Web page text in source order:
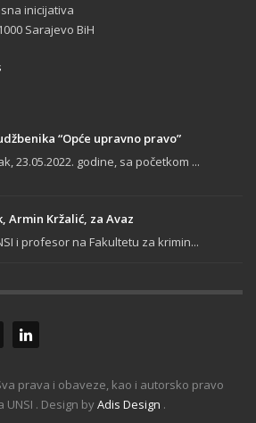
inicijativa
Sarajevo BiH
“Opće upravno pravo”
23.05.2022. godine, sa početkom ...
Armin Kržalić, za Avaz
i profesor na Fakultetu za krimin...
prava i obaveze, kao i autorsko pravo
UNSI . Design byAdis Design .